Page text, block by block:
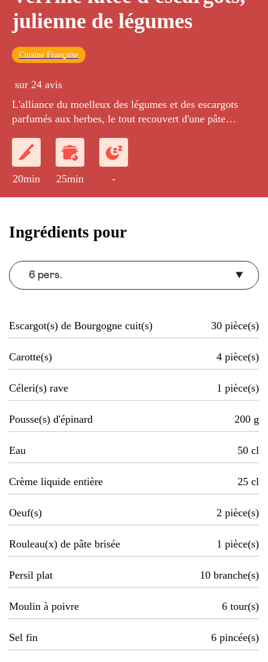
julienne de légumes
Cuisine Française
sur 24 avis
L'alliance du moelleux des légumes et des escargots
parfumés aux herbes, le tout recouvert d'une pâte
20min 25min -
Ingrédients pour
6 pers.
Escargot(s) de Bourgogne cuit(s) 30 pièce(s)
Carotte(s) 4 pièce(s)
Céleri(s) rave 1 pièce(s)
Pousse(s) d'épinard 200 g
Eau 50 cl
Crème liquide entière 25 cl
Oeuf(s) 2 pièce(s)
Rouleau(x) de pâte brisée 1 pièce(s)
Persil plat 10 branche(s)
Moulin à poivre 6 tour(s)
Sel fin 6 pincée(s)